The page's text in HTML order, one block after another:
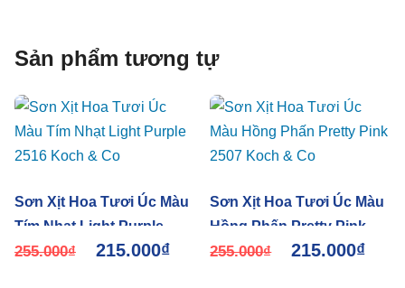
Sản phẩm tương tự
Sơn Xịt Hoa Tươi Úc Màu
Tím Nhạt Light Purple
2516 Koch & Co
255.000₫ 215.000₫
Sơn Xịt Hoa Tươi Úc Màu
Hồng Phấn Pretty Pink
2507 Koch & Co
255.000₫ 215.000₫